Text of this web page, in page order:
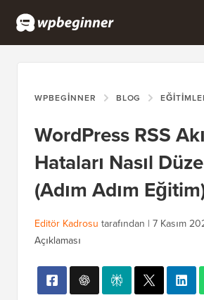
WPBEGINNER BLOG
WordPress RSS
Hataları Nasıl
(Adım Adım
Editör Kadrosu tarafından | 7 Kasım
Açıklaması